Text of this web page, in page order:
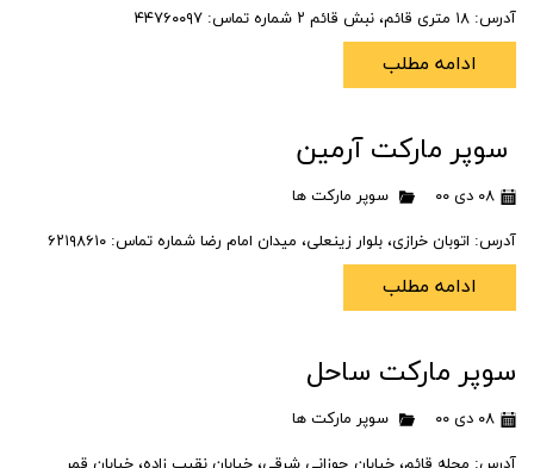
آدرس: ۱۸ متری قائم، نبش قائم ۲ شماره تماس: ۴۴۷۶۰۰۹۷
ادامه مطلب
سوپر مارکت آرمین
۰۸ دی ۰۰ سوپر مارکت ها
آدرس: اتوبان خرازی، بلوار زینعلی، میدان امام رضا شماره تماس: ۶۲۱۹۸۶۱۰
ادامه مطلب
سوپر مارکت ساحل
۰۸ دی ۰۰ سوپر مارکت ها